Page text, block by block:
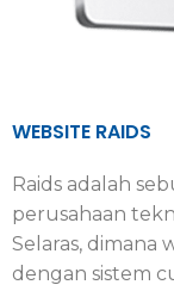
WEBSITE RAIDS
Raids adalah
perusahaan
Selaras, dimana
dengan sistem